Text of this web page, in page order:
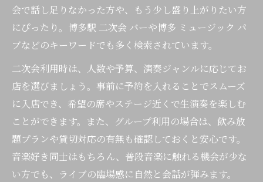
会で話し足りなかった方や、もう少し盛り上がりたい方
にぴったり。博多駅 二次会 バーや博多 ミュージック パ
ブなどのキーワードでも多く検索されています。
二次会利用時は、人数や予算、演奏ジャンルに応じてお
店を選びましょう。事前に予約を入れることでスムーズ
に入店でき、希望の席やステージ近くで生演奏を楽しむ
ことができます。また、グループ利用の場合は、飲み放
題プランや貸切対応の有無も確認しておくと安心です。
音楽好き同士はもちろん、普段音楽に触れる機会が少な
い方でも、ライブの臨場感に自然と会話が弾みます。